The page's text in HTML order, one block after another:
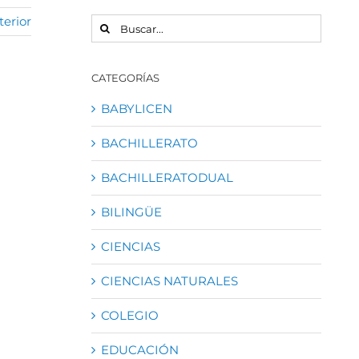
BUSCAR:
CATEGORÍAS
BABYLICEN
BACHILLERATO
BACHILLERATODUAL
BILINGÜE
CIENCIAS
CIENCIAS NATURALES
COLEGIO
EDUCACIÓN